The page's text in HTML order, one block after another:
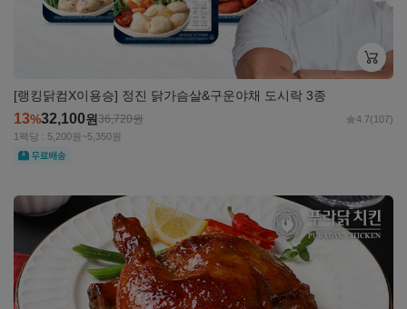
[랭킹닭컴X이용승] 정진 닭가슴살&구운야채 도시락 3종
13%32,100원36,720원 4.7(107)
1팩당 : 5,200원~5,350원
무료
자세히
보기